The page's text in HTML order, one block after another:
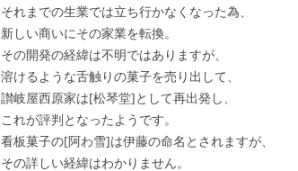
それまでの生業では立ち行かなくなった為、
新しい商いにその家業を転換。
その開発の経緯は不明ではありますが、
溶けるような舌触りの菓子を売り出して、
讃岐屋西原家は[松琴堂]として再出発し、
これが評判となったようです。
看板菓子の[阿わ雪]は伊藤の命名とされますが、
その詳しい経緯はわかりません。